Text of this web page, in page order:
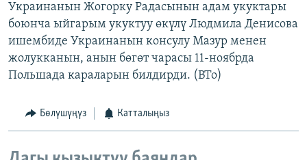
Украинанын Жогорку Радасынын адам укуктары
боюнча ыйгарым укуктуу өкүлү Людмила Денисова
ишембиде Украинанын консулу Мазур менен
жолукканын, анын бөгөт чарасы 11-ноябрда
Польшада караларын билдирди. (BTo)
Бөлүшүңүз Катталыңыз